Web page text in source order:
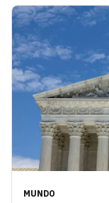
MUNDO